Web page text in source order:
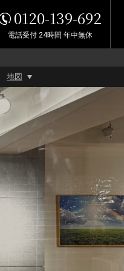
0120-139-692
電話受付 24時間 年中無休
地図